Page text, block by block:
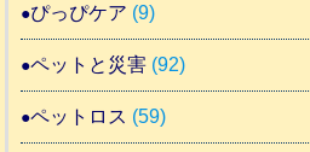
ぴっぴケア (9)
ペットと災害 (92)
ペットロス (59)